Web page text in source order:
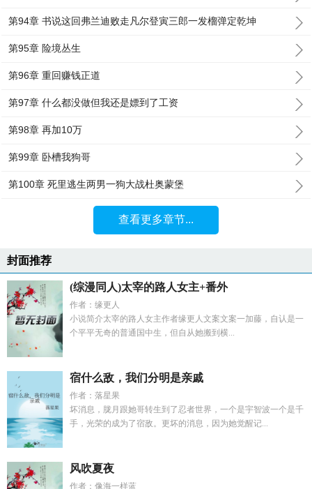
第94章 书说这回弗兰迪败走凡尔登寅三郎一发榴弹定乾坤
第95章 险境丛生
第96章 重回赚钱正道
第97章 什么都没做但我还是嫖到了工资
第98章 再加10万
第99章 卧槽我狗哥
第100章 死里逃生两男一狗大战杜奥蒙堡
查看更多章节...
封面推荐
(综漫同人)太宰的路人女主+番外
作者：缘更人
小说简介太宰的路人女主作者缘更人文案文案一加藤，自认是一
个平平无奇的普通国中生，但自从她搬到横...
宿什么敌，我们分明是亲戚
作者：落星果
坏消息，胧月跟她哥转生到了忍者世界，一个是宇智波一个是千
手，光荣的成为了宿敌。更坏的消息，因为她觉醒记...
风吹夏夜
作者：像海一样蓝